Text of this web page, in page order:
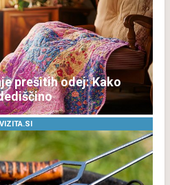
prešitih odej: Kako
VIZITA.SI